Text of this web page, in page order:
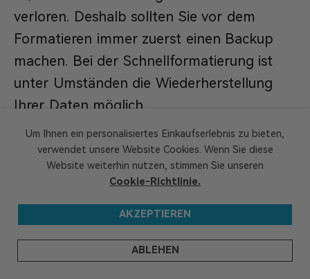
verloren. Deshalb sollten Sie vor dem
Formatieren immer zuerst einen Backup
machen. Bei der Schnellformatierung ist
unter Umständen die Wiederherstellung
Ihrer Daten möglich.
GEEKOM
GEEKOM hat seine Forschungs- und
Entwicklungszentrale in Taiwan und
mehrere Niederlassungen in vielen Ländern
weltweit. Die Mitglieder unseres Kernteams
sind das technische Rückgrat, das bereits
Um Ihnen ein personalisiertes Einkaufserlebnis zu bieten,
verwendet unsere Website Cookies. Wenn Sie diese
Website weiterhin nutzen, stimmen Sie unseren
Cookie-Richtlinie.
AKZEPTIEREN
ABLEHEN